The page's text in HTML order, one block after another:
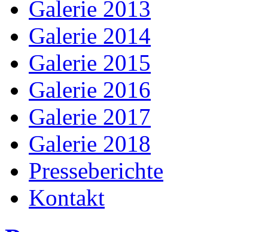
Galerie 2013
Galerie 2014
Galerie 2015
Galerie 2016
Galerie 2017
Galerie 2018
Presseberichte
Kontakt